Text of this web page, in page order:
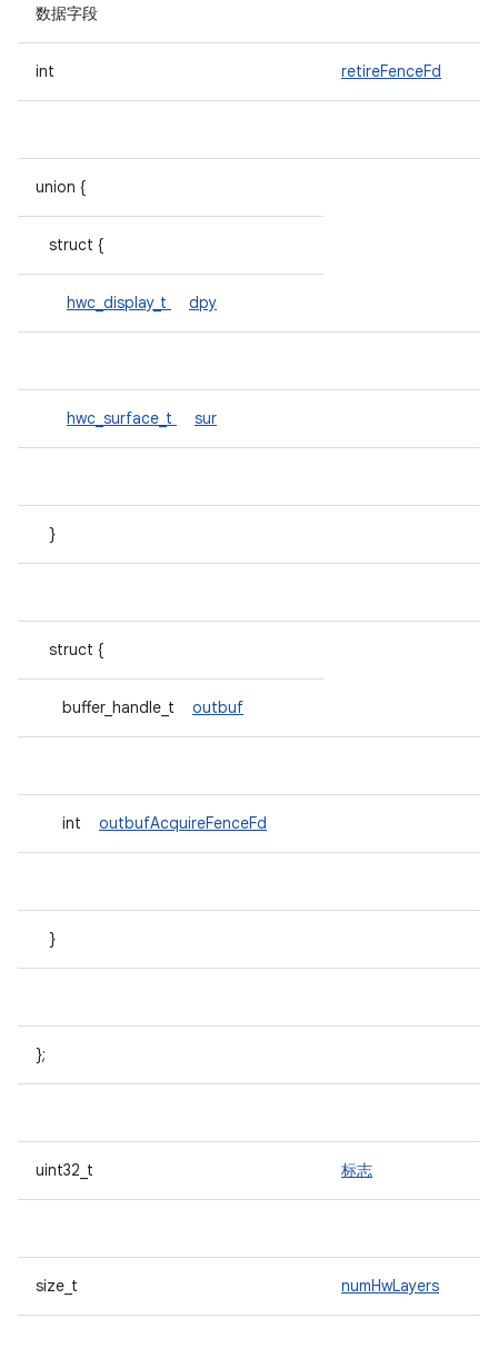
数据字段
int retireFenceFd
union {
struct {
hwc_display_t dpy
hwc_surface_t sur
}
struct {
buffer_handle_t outbuf
int outbufAcquireFenceFd
}
};
uint32_t 标志
size_t numHwLayers